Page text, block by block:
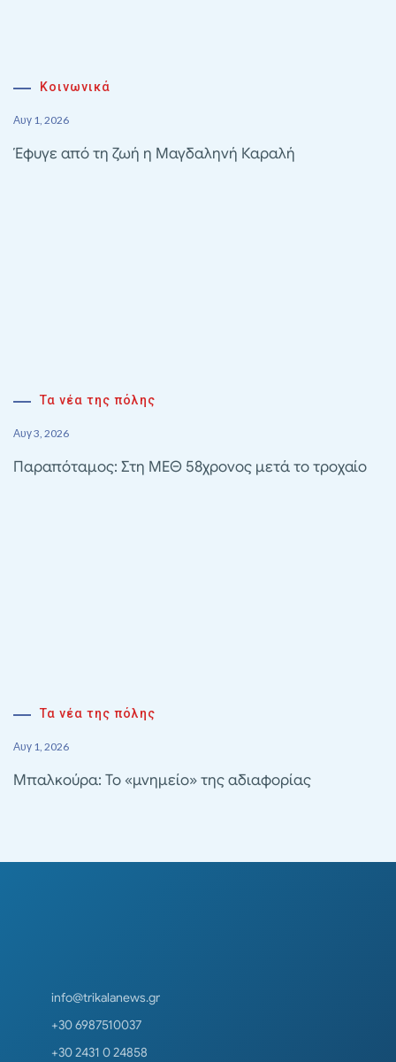
Κοινωνικά
Αυγ 1, 2026
Έφυγε από τη ζωή η Μαγδαληνή Καραλή
Τα νέα της πόλης
Αυγ 3, 2026
Παραπόταμος: Στη ΜΕΘ 58χρονος μετά το τροχαίο
Τα νέα της πόλης
Αυγ 1, 2026
Μπαλκούρα: Το «μνημείο» της αδιαφορίας
info@trikalanews.gr
+30 6987510037
+30 2431 0 24858